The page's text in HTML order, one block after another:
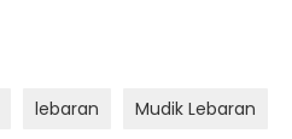
lebaran Mudik Lebaran